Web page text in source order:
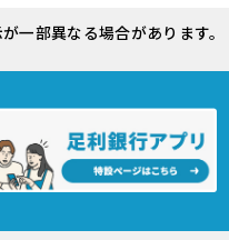
一部異なる場合があります。